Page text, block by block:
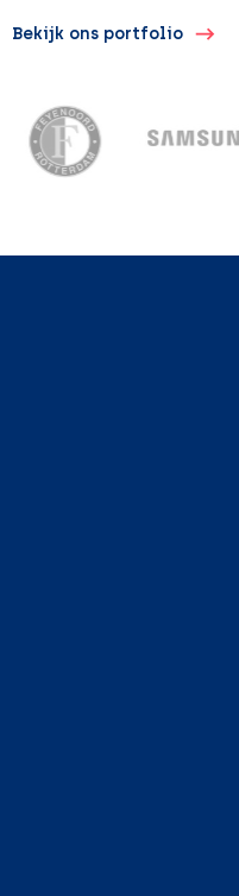
Bekijk ons portfolio